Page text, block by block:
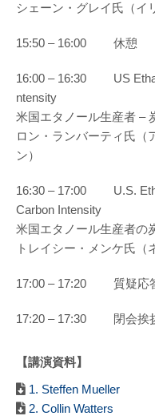
シェーン・グレイ氏（イ
15:50 – 16:00 休憩
16:00 – 16:30 US
ntensity
米国エタノール生産者 –
ロン・ランバーティ氏（
ン）
16:30 – 17:00 U.S.
Carbon Intensity
米国エタノール生産者の
トレイシー・メンケ氏（
17:00 – 17:20 質疑応
17:20 – 17:30 閉会挨
【講演資料】
1. Steffen Mueller
2. Collin Watters